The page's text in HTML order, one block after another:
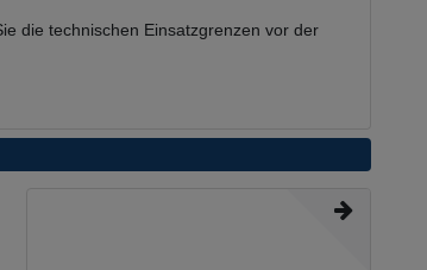
die technischen Einsatzgrenzen vor der